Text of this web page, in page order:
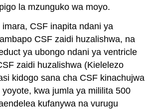
la mzunguko wa moyo.
CSF inapita ndani ya
CSF zaidi huzalishwa, na
ya ubongo ndani ya ventricle
zaidi huzalishwa (Kielelezo
kidogo sana cha CSF kinachujwa
kwa jumla ya mililita 500
kufanywa na vurugu